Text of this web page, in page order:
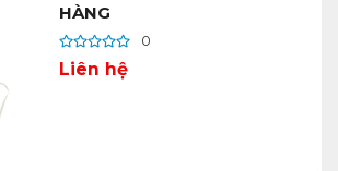
HÀNG
0
Liên hệ